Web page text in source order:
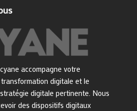
accompagne votre
digitale et le
digitale pertinente. Nous
des dispositifs digitaux